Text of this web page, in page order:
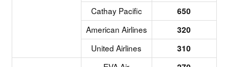
Cathay Pacific
650
American Airlines
320
United Airlines
310